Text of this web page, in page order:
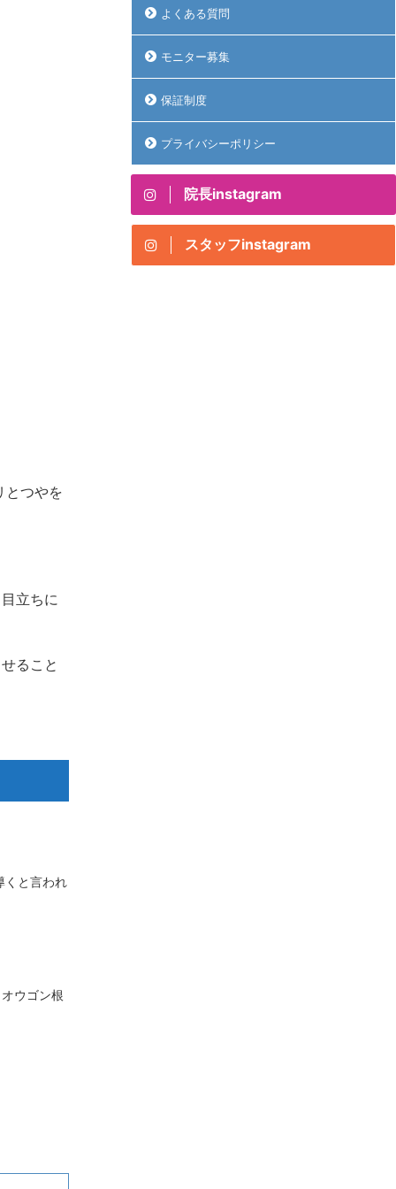
とつやを
立ちに
ること
くと言われ
ウゴン根
よくある質問
モニター募集
保証制度
プライバシーポリシー
院長instagram
スタッフinstagram